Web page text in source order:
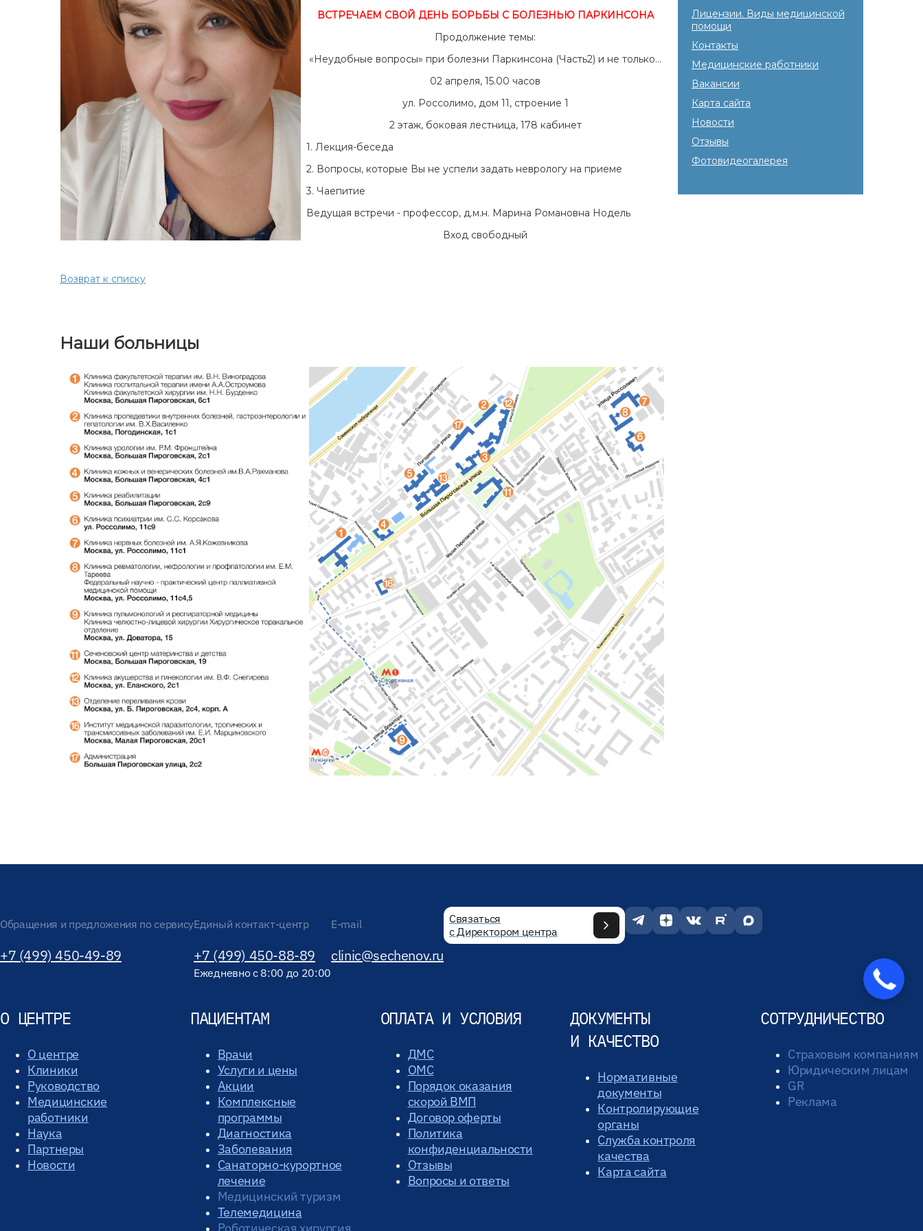
ВСТРЕЧАЕМ СВОЙ ДЕНЬ БОРЬБЫ С БОЛЕЗНЬЮ ПАРКИНСОНА
Продолжение темы:
«Неудобные вопросы» при болезни Паркинсона (Часть2) и не только…
02 апреля, 15.00 часов
ул. Россолимо, дом 11, строение 1
2 этаж, боковая лестница, 178 кабинет
1. Лекция-беседа
2. Вопросы, которые Вы не успели задать неврологу на приеме
3. Чаепитие
Ведущая встречи - профессор, д.м.н. Марина Романовна Нодель
Вход свободный
Возврат к списку
Наши больницы
Лицензии. Виды медицинской
помощи
Контакты
Медицинские работники
Вакансии
Карта сайта
Новости
Отзывы
Фотовидеогалерея
Обращения и предложения по сервису
+7 (499) 450-49-89
Единый контакт-центр
+7 (499) 450-88-89
Ежедневно с 8:00 до 20:00
E-mail
clinic@sechenov.ru
Связаться
с Директором центра
О ЦЕНТРЕ
О центре
Клиники
Руководство
Медицинские
работники
Наука
Партнеры
Новости
ПАЦИЕНТАМ
Врачи
Услуги и цены
Акции
Комплексные
программы
Диагностика
Заболевания
Санаторно-курортное
лечение
Медицинский туризм
Телемедицина
Роботическая хирургия
ОПЛАТА И УСЛОВИЯ
ДМС
ОМС
Порядок оказания
скорой ВМП
Договор оферты
Политика
конфиденциальности
Отзывы
Вопросы и ответы
ДОКУМЕНТЫ
И КАЧЕСТВО
Нормативные
документы
Контролирующие
органы
Служба контроля
качества
Карта сайта
СОТРУДНИЧЕСТВО
Страховым компаниям
Юридическим лицам
GR
Реклама
Закажите
звонок